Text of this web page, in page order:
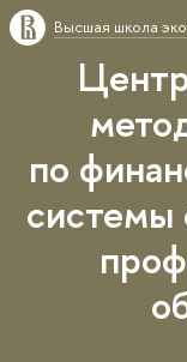
Высшая школа
по
системы